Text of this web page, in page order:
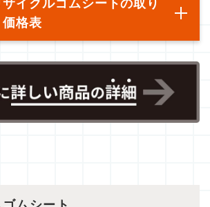
イクルゴムシートの取り
格表